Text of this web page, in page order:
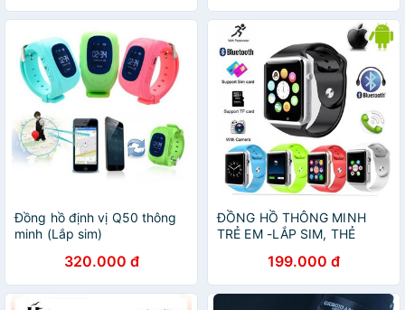
Đồng hồ định vị Q50 thông
minh (Lắp sim)
320.000 đ
ĐỒNG HỒ THÔNG MINH
TRẺ EM -LẮP SIM, THẺ
ẢNH, Đồng hồ lắp sim A1
199.000 đ